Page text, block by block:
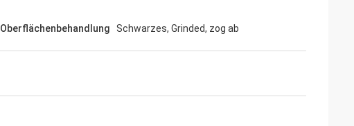
Oberflächenbehandlung Schwarzes, Grinded, zog ab